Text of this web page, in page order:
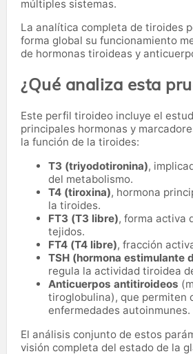
múltiples sistemas.
La analítica completa de tiroides
forma global su funcionamiento
de hormonas tiroideas y
¿Qué analiza esta
Este perfil tiroideo incluye el
principales hormonas y
la función de la tiroides:
T3 (triyodotironina),
del metabolismo.
T4 (tiroxina), hormona
la tiroides.
FT3 (T3 libre), forma activa
tejidos.
FT4 (T4 libre), fracción
TSH (hormona estimulante
regula la actividad tiroidea
Anticuerpos antitiroideos
tiroglobulina), que permiten
enfermedades autoinmunes.
El análisis conjunto de estos
visión completa del estado de la